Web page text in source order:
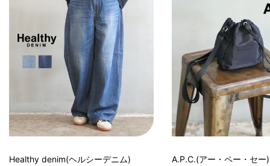
Healthy denim(ヘルシーデニム)
A.P.C.(アー・ペー・セー)